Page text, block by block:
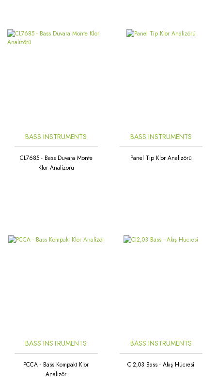
BASS INSTRUMENTS
CL7685 - Bass Duvara Monte
Klor Analizörü
BASS INSTRUMENTS
Panel Tip Klor Analizörü
BASS INSTRUMENTS
PCCA - Bass Kompakt Klor
Analizör
BASS INSTRUMENTS
CI2,03 Bass - Akış Hücresi